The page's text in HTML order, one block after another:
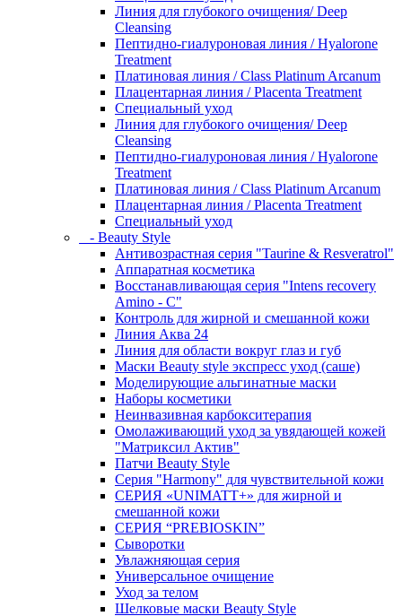
Линия для глубокого очищения/ Deep
Cleansing
Пептидно-гиалуроновая линия / Hyalorone
Treatment
Платиновая линия / Class Platinum Arcanum
Плацентарная линия / Placenta Treatment
Специальный уход
Линия для глубокого очищения/ Deep
Cleansing
Пептидно-гиалуроновая линия / Hyalorone
Treatment
Платиновая линия / Class Platinum Arcanum
Плацентарная линия / Placenta Treatment
Специальный уход
- Beauty Style
Антивозрастная серия "Taurine & Resveratrol"
Аппаратная косметика
Восстанавливающая серия "Intens recovery
Amino - C"
Контроль для жирной и смешанной кожи
Линия Аква 24
Линия для области вокруг глаз и губ
Маски Beauty style экспресс уход (саше)
Моделирующие альгинатные маски
Наборы косметики
Неинвазивная карбокситерапия
Омолаживающий уход за увядающей кожей
"Матриксил Актив"
Патчи Beauty Style
Серия "Harmony" для чувствительной кожи
СЕРИЯ «UNIMATT+» для жирной и
смешанной кожи
СЕРИЯ “PREBIOSKIN”
Сыворотки
Увлажняющая серия
Универсальное очищение
Уход за телом
Шелковые маски Beauty Style